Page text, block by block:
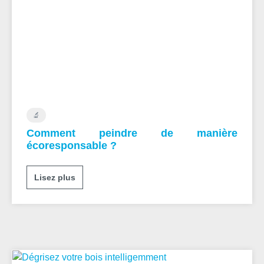
🔬
Comment peindre de manière
écoresponsable ?
Lisez plus